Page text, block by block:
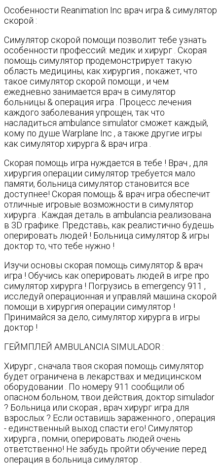
Особенности Reanimation Inc врач игра & симулятор
скорой :
Симулятор скорой помощи позволит тебе узнать
особенности профессий: медик и хирург . Скорая
помощь симулятор продемонстрирует такую
область медицины, как хирургия , покажет, что
такое симулятор скорой помощи , и чем
ежедневно занимается врач в симулятор
больницы & операция игра . Процесс лечения
каждого заболевания упрощен, так что
насладиться ambulance simulator сможет каждый,
кому по душе Warplane Inc , а также другие игры
как симулятор хирурга & врач игра .
Скорая помощь игра нуждается в тебе ! Врач , для
хирургия операции симулятор требуется мало
памяти, больница симулятор становится все
доступнее! Скорая помощь & врач игра обеспечит
отличные игровые возможности в симулятор
хирурга . Каждая деталь в ambulancia реализована
в 3D графике. Представь, как реалистично будешь
оперировать людей ! Больница симулятор & игры
доктор то, что тебе нужно !
Изучи основы скорая помощь симулятор & врач
игра ! Обучись как оперировать людей в игре про
симулятор хирурга ! Погрузись в emergency 911 ,
исследуй операционная и управляй машина скорой
помощи в хирургия операции симулятор !
Принимайся за дело, симулятор хирурга в игры
доктор !
ГЕЙМПЛЕЙ AMBULANCIA SIMULADOR :
Хирург , сначала твоя скорая помощь симулятор
будет ограничена в лекарствах и медицинском
оборудовании . По номеру 911 сообщили об
опасном больном, твои действия, доктор simulador
? Больница или скорая , врач хирург игра для
взрослых ? Если оставишь зараженного , операция
- единственный выход спасти его! Симулятор
хирурга , помни, оперировать людей очень
ответственно! Не забудь пройти обучение перед
операция в больница симулятор .